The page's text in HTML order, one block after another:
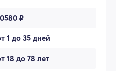
₽
1 до 35 дней
18 до 78 лет